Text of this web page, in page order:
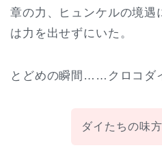
章の力、ヒュンケルの境遇
は力を出せずにいた。
とどめの瞬間……クロコダ
ダイたちの味